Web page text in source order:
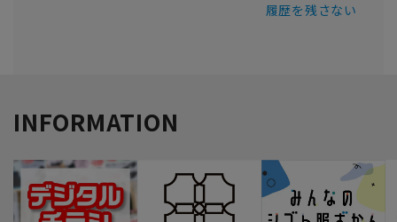
履歴を残さない
INFORMATION